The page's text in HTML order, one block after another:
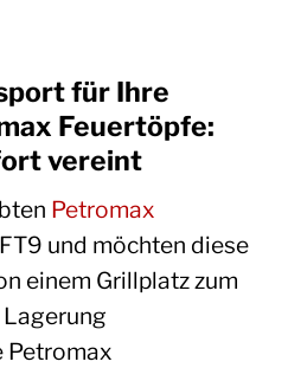
für Ihre
Feuertöpfe:
vereint
Petromax
und möchten diese
einem Grillplatz zum
Petromax